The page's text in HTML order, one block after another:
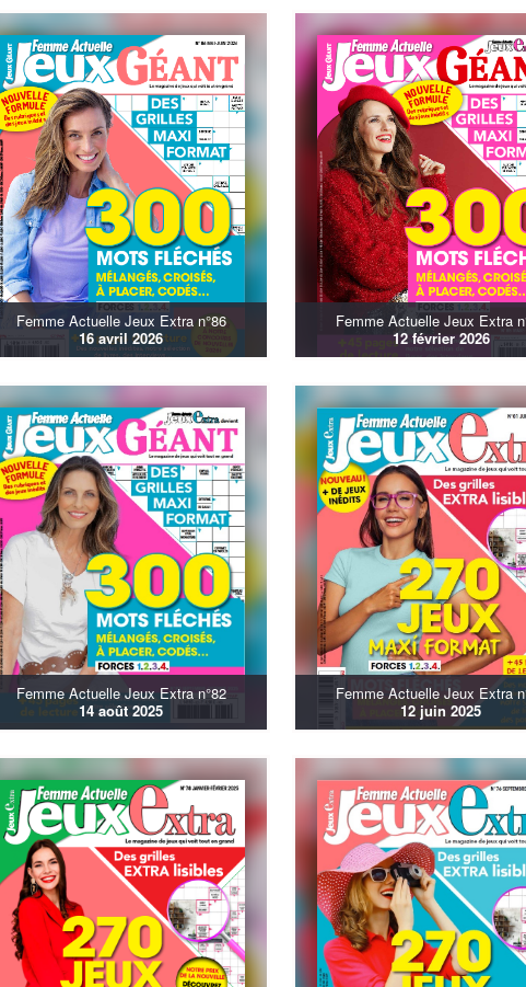
Femme Actuelle Jeux Extra n°86
16 avril 2026
Femme Actuelle Jeux Extra
12 février 2026
Femme Actuelle Jeux Extra n°82
14 août 2025
Femme Actuelle Jeux Extra
12 juin 2025